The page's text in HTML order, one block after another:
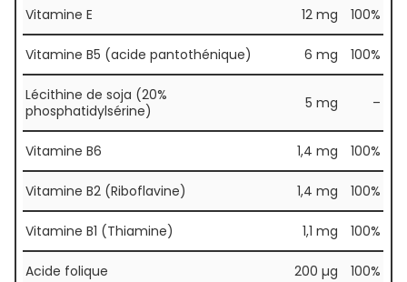
Vitamine E 12 mg 100%
Vitamine B5 (acide pantothénique) 6 mg 100%
Lécithine de soja (20%
phosphatidylsérine)
5 mg –
Vitamine B6 1,4 mg 100%
Vitamine B2 (Riboflavine) 1,4 mg 100%
Vitamine B1 (Thiamine) 1,1 mg 100%
Acide folique 200 µg 100%